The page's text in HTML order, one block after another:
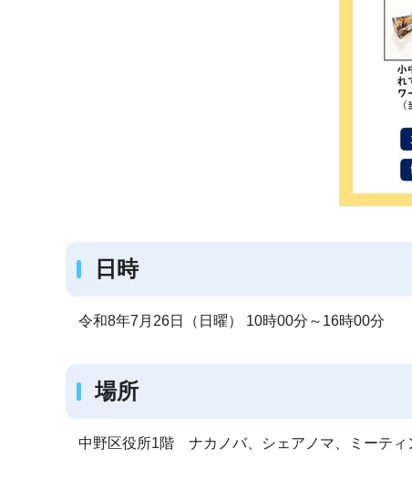
日時
令和8年7月26日（日曜） 10時00分～16時00分
場所
中野区役所1階 ナカノバ、シェアノマ、ミーティ